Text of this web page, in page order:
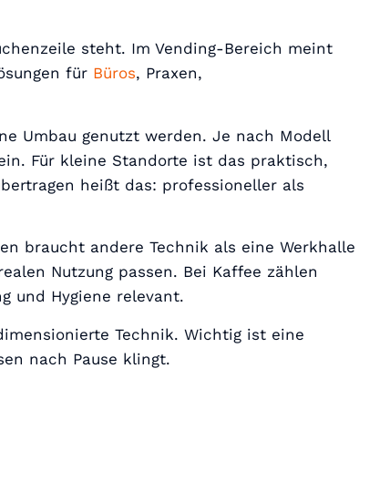
steht. Im Vending-Bereich meint
für Büros, Praxen,
Umbau genutzt werden. Je nach Modell
Für kleine Standorte ist das praktisch,
heißt das: professioneller als
braucht andere Technik als eine Werkhalle
Nutzung passen. Bei Kaffee zählen
und Hygiene relevant.
Technik. Wichtig ist eine
nach Pause klingt.